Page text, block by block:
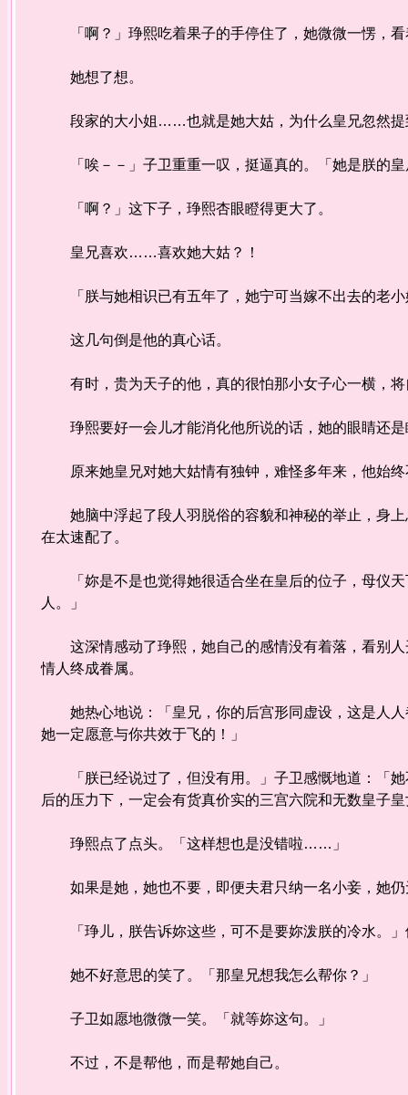
「啊？」琤熙吃着果子的手停住了，她微微一愣，看
她想了想。
段家的大小姐……也就是她大姑，为什么皇兄忽然提
「唉－－」子卫重重一叹，挺逼真的。「她是朕的皇
「啊？」这下子，琤熙杏眼瞪得更大了。
皇兄喜欢……喜欢她大姑？！
「朕与她相识已有五年了，她宁可当嫁不出去的老小
这几句倒是他的真心话。
有时，贵为天子的他，真的很怕那小女子心一横，将
琤熙要好一会儿才能消化他所说的话，她的眼睛还是
原来她皇兄对她大姑情有独钟，难怪多年来，他始终
她脑中浮起了段人羽脱俗的容貌和神秘的举止，身上
在太速配了。
「妳是不是也觉得她很适合坐在皇后的位子，母仪天
人。」
这深情感动了琤熙，她自己的感情没有着落，看别人
情人终成眷属。
她热心地说：「皇兄，你的后宫形同虚设，这是人人
她一定愿意与你共效于飞的！」
「朕已经说过了，但没有用。」子卫感慨地道：「她
后的压力下，一定会有货真价实的三宫六院和无数皇子
琤熙点了点头。「这样想也是没错啦……」
如果是她，她也不要，即便夫君只纳一名小妾，她仍
「琤儿，朕告诉妳这些，可不是要妳泼朕的冷水。」
她不好意思的笑了。「那皇兄想我怎么帮你？」
子卫如愿地微微一笑。「就等妳这句。」
不过，不是帮他，而是帮她自己。